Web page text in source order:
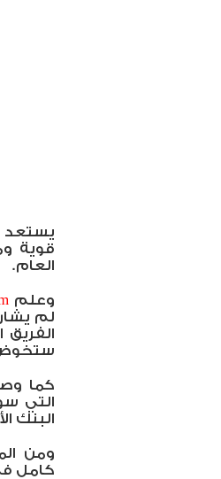
يستعد
قوية
العام.
وعلم
لم
الفريق
ستخوض
كما
التي
البنك
ومن
كامل